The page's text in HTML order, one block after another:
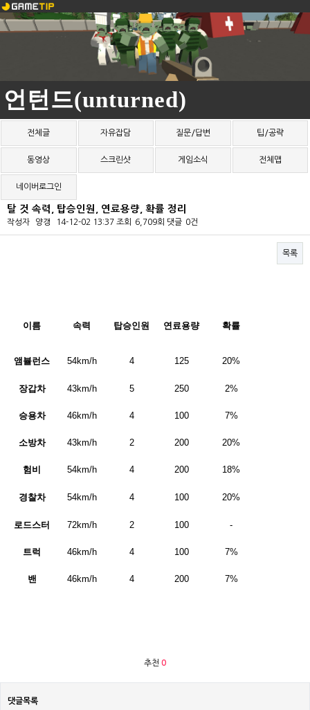
언턴드(unturned)
전체글 자유잡담 질문/답변 팁/공략
동영상 스크린샷 게임소식 전체맵
네이버로그인
탈 것 속력, 탑승인원, 연료용량, 확률 정리
작성자 양갱 14-12-02 13:37 조회 6,709회 댓글 0건
목록
이름 속력 탑승인원 연료용량 확률
앰뷸런스 54km/h 4 125 20%
장갑차 43km/h 5 250 2%
승용차 46km/h 4 100 7%
소방차 43km/h 2 200 20%
험비 54km/h 4 200 18%
경찰차 54km/h 4 100 20%
로드스터 72km/h 2 100 -
트럭 46km/h 4 100 7%
밴 46km/h 4 200 7%
추천 0
댓글목록